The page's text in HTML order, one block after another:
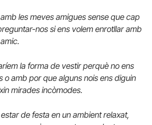
les meves amigues sense que cap
nos si ens volem enrotllar amb
la forma de vestir perquè no ens
o amb por que alguns nois ens diguin
mirades incòmodes.
de festa en un ambient relaxat,